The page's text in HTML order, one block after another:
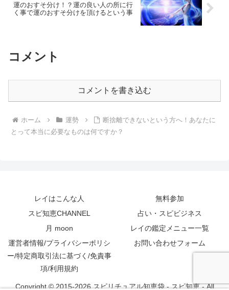
運のおすそ分け！？運の良い人の所に行
く事で運のおすそ分けを頂けるという事
コメント
コメントを書き込む
ホーム 運勢
断捨離できないという方へ！あなたに
とって本当に必要なものは何ですか？
レイはこんな人
無料参加
スピ知恵CHANNEL
占い・スピビジネス
月 moon
レイの鑑定メニュー一覧
運営者情報/プライバシーポリシ
ー/特定商取引法に基づく/免責事
項/利用規約
お問い合わせフォーム
Copyright © 2015-2026 スピリチュアル知恵袋 - スピ知恵 - All